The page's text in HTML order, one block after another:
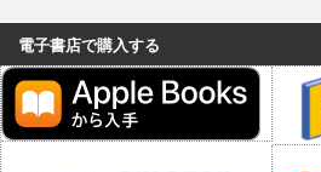
電子書店で購入する